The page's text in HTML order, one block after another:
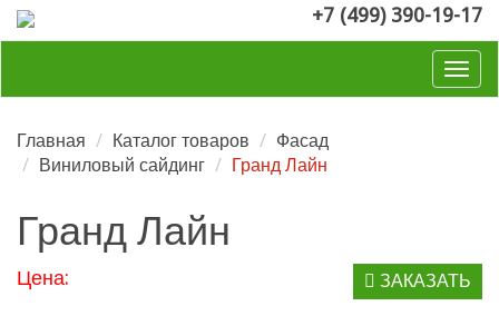
+7 (499) 390-19-17
Главная Каталог товаров
Фасад
Виниловый сайдинг
Гранд Лайн
Гранд Лайн
Цена: ЗАКАЗАТЬ